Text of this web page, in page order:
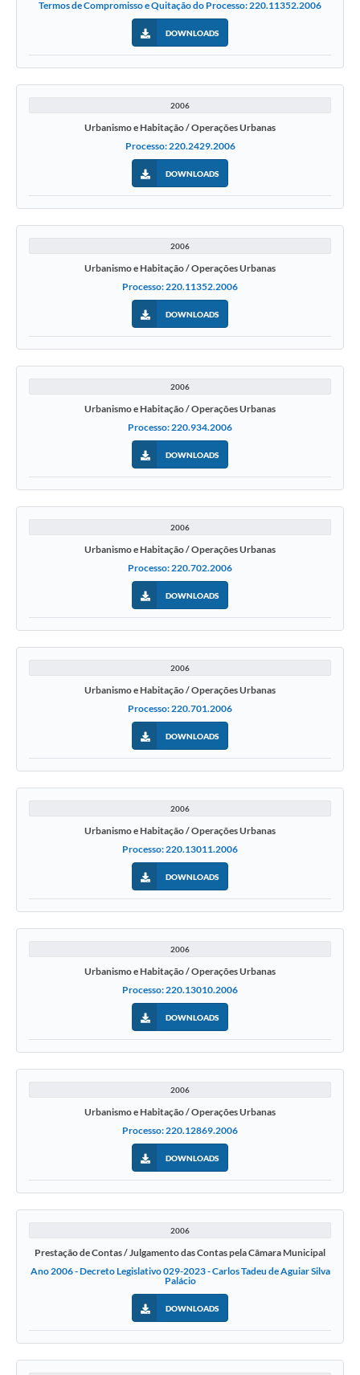
Termos de Compromisso e Quitação do Processo: 220.11352.2006
DOWNLOADS
2006
Urbanismo e Habitação / Operações Urbanas
Processo: 220.2429.2006
DOWNLOADS
2006
Urbanismo e Habitação / Operações Urbanas
Processo: 220.11352.2006
DOWNLOADS
2006
Urbanismo e Habitação / Operações Urbanas
Processo: 220.934.2006
DOWNLOADS
2006
Urbanismo e Habitação / Operações Urbanas
Processo: 220.702.2006
DOWNLOADS
2006
Urbanismo e Habitação / Operações Urbanas
Processo: 220.701.2006
DOWNLOADS
2006
Urbanismo e Habitação / Operações Urbanas
Processo: 220.13011.2006
DOWNLOADS
2006
Urbanismo e Habitação / Operações Urbanas
Processo: 220.13010.2006
DOWNLOADS
2006
Urbanismo e Habitação / Operações Urbanas
Processo: 220.12869.2006
DOWNLOADS
2006
Prestação de Contas / Julgamento das Contas pela Câmara Municipal
Ano 2006 - Decreto Legislativo 029-2023 - Carlos Tadeu de Aguiar Silva
Palácio
DOWNLOADS